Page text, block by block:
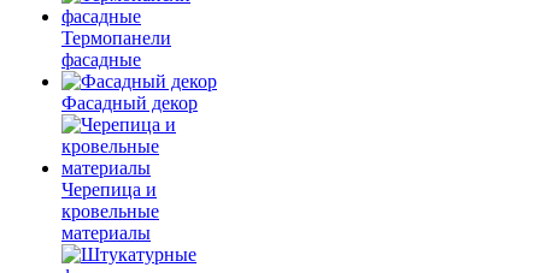
Термопанели
фасадные
Фасадный декор
Черепица и
кровельные
материалы